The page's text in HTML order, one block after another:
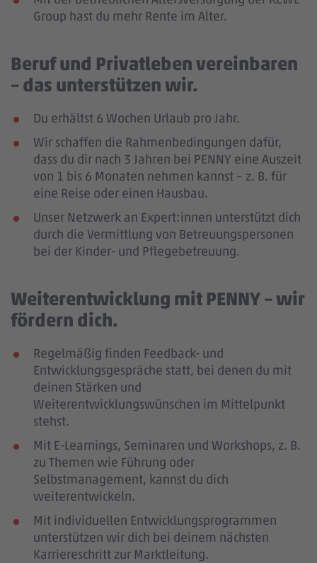
Group hast du mehr Rente im Alter.
Beruf und Privatleben vereinbaren
– das unterstützen wir.
Du erhältst 6 Wochen Urlaub pro Jahr.
Wir schaffen die Rahmenbedingungen dafür,
dass du dir nach 3 Jahren bei PENNY eine Auszeit
von 1 bis 6 Monaten nehmen kannst – z. B. für
eine Reise oder einen Hausbau.
Unser Netzwerk an Expert:innen unterstützt dich
durch die Vermittlung von Betreuungspersonen
bei der Kinder- und Pflegebetreuung.
Weiterentwicklung mit PENNY – wir
fördern dich.
Regelmäßig finden Feedback- und
Entwicklungsgespräche statt, bei denen du mit
deinen Stärken und
Weiterentwicklungswünschen im Mittelpunkt
stehst.
Mit E-Learnings, Seminaren und Workshops, z. B.
zu Themen wie Führung oder
Selbstmanagement, kannst du dich
weiterentwickeln.
Mit individuellen Entwicklungsprogrammen
unterstützen wir dich bei deinem nächsten
Karriereschritt zur Marktleitung.